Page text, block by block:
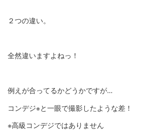
２つの違い。
全然違いますよねっ！
例えが合ってるかどうかですが…
コンデジ※と一眼で撮影したような差！
※高級コンデジではありません